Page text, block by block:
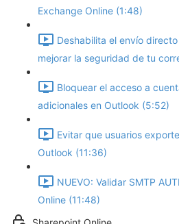
Exchange Online (1:48)
Deshabilita el envío
mejorar la seguridad de tu
Bloquear el acceso a
adicionales en Outlook (5:52)
Evitar que usuarios
Outlook (11:36)
NUEVO: Validar SMTP
Online (11:48)